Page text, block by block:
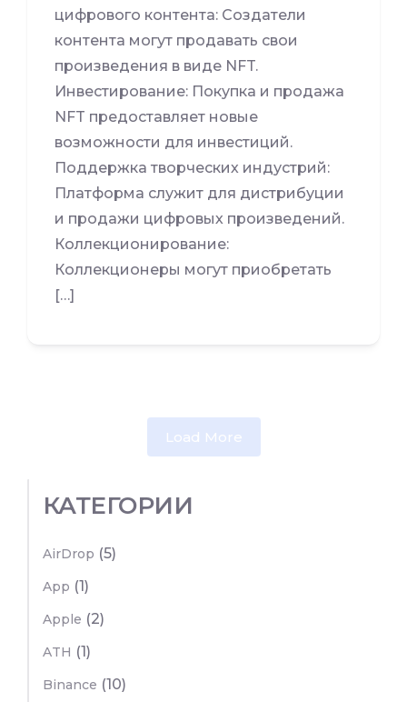
цифрового контента: Создатели
контента могут продавать свои
произведения в виде NFT.
Инвестирование: Покупка и продажа
NFT предоставляет новые
возможности для инвестиций.
Поддержка творческих индустрий:
Платформа служит для дистрибуции
и продажи цифровых произведений.
Коллекционирование:
Коллекционеры могут приобретать
[…]
Load More
КАТЕГОРИИ
AirDrop (5)
App (1)
Apple (2)
ATH (1)
Binance (10)